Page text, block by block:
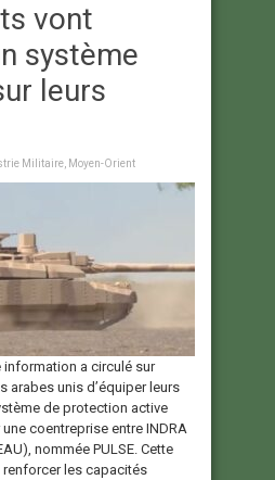
vont
système
leurs
Militaire Moyen-Orient
information a circulé sur
arabes unis d’équiper leurs
de protection active
coentreprise entre INDRA
nommée PULSE. Cette
les capacités